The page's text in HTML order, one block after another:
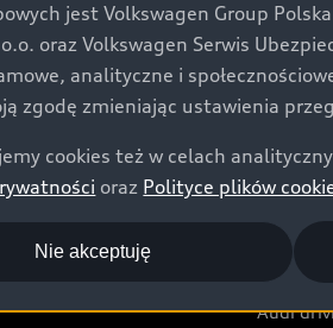
Świat
Audi
Audi
Audi i
Audi
jest Volkswagen Group
oraz Volkswagen Serwis
analityczne i
zgodę zmieniając ustawienia
cookies też w celach
oraz Polityce plików
Nie akceptuję